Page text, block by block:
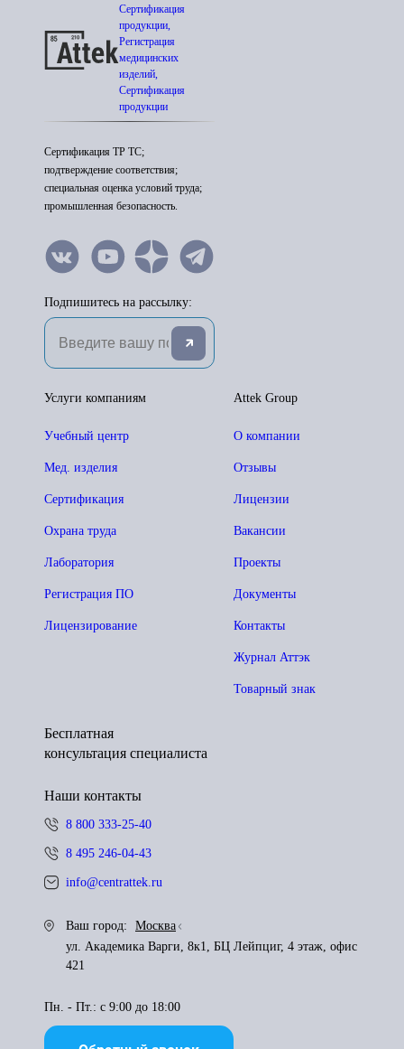
Сертификация
продукции,
Регистрация
медицинских
изделий,
Сертификация
продукции
Сертификация ТР ТС;
подтверждение соответствия;
специальная оценка условий труда;
промышленная безопасность.
Подпишитесь на рассылку:
Attek Group
О компании
Отзывы
Лицензии
Вакансии
Проекты
Документы
Контакты
Журнал Аттэк
Товарный знак
Услуги компаниям
Учебный центр
Мед. изделия
Сертификация
Охрана труда
Лаборатория
Регистрация ПО
Лицензирование
Бесплатная
консультация специалиста
Наши контакты
8 800 333-25-40
8 495 246-04-43
info@centrattek.ru
Ваш город:
Москва
ул. Академика Варги, 8к1, БЦ Лейпциг, 4 этаж, офис
421
Пн. - Пт.: с 9:00 до 18:00